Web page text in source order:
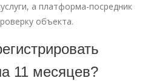
а платформа-посредник
объекта.
11 месяцев?